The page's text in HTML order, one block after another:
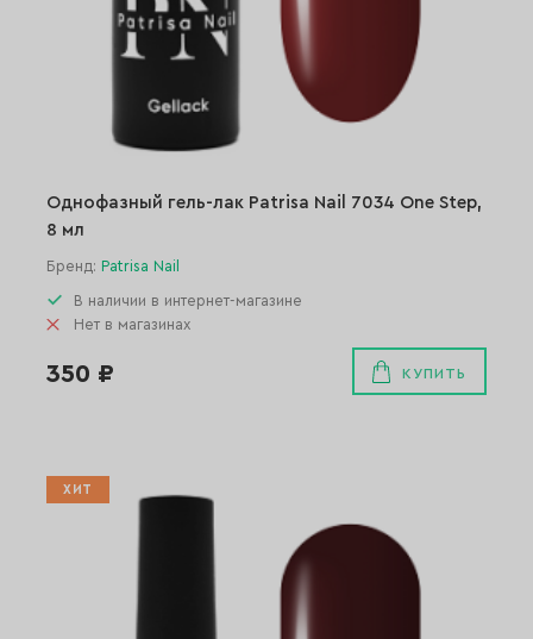
Однофазный гель-лак Patrisa Nail 7034 One Step,
8 мл
Бренд: Patrisa Nail
В наличии в интернет-магазине
Нет в магазинах
350 ₽ КУПИТЬ
ХИТ